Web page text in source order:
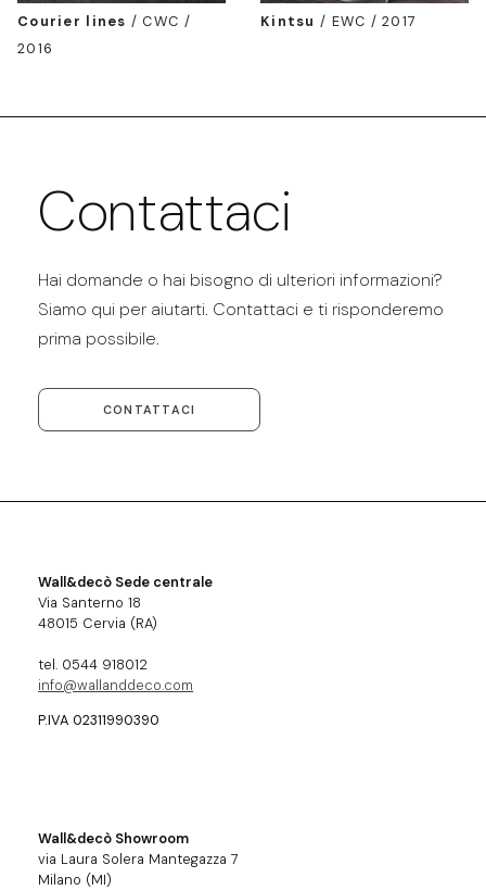
Courier lines /CWC /
2016
Kintsu / EWC / 2017
Contattaci
Hai domande o hai bisogno di ulteriori informazioni?
Siamo qui per aiutarti. Contattaci e ti risponderemo
prima possibile.
CONTATTACI
Wall&decò Sede centrale
Via Santerno 18
48015 Cervia (RA)
tel. 0544 918012
info@wallanddeco.com
P.IVA 02311990390
Wall&decò Showroom
via Laura Solera Mantegazza 7
Milano (MI)